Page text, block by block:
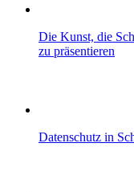
Die Kunst, die
zu präsentieren
Datenschutz in